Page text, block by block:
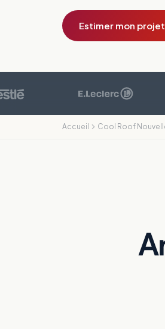
Estimer mon
Accueil Cool Roof